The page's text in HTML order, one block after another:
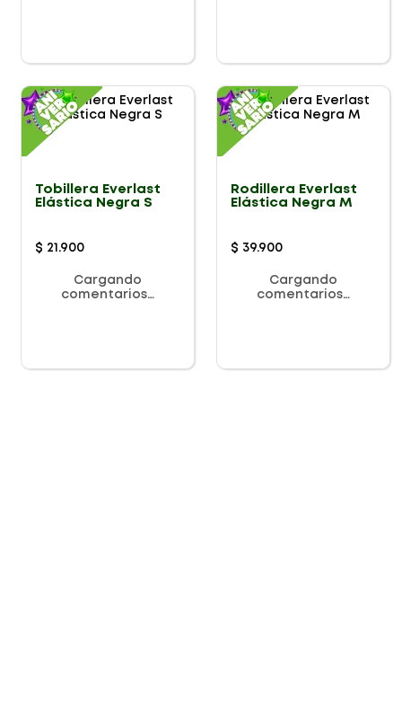
Tobillera Everlast
Elástica Negra S
$ 21 .900
Cargando
comentarios…
Rodillera Everlast
Elástica Negra M
$ 39.900
Cargando
comentarios…